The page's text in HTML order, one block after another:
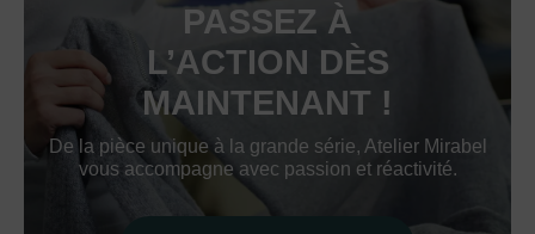
PASSEZ À
L’ACTION DÈS
MAINTENANT !
De la pièce unique à la grande série, Atelier Mirabel
vous accompagne avec passion et réactivité.